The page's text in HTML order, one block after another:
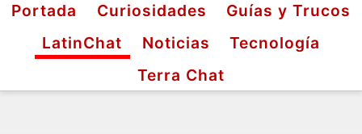
Portada Curiosidades
Guías y Trucos
LatinChat
Noticias
Tecnología
Terra Chat